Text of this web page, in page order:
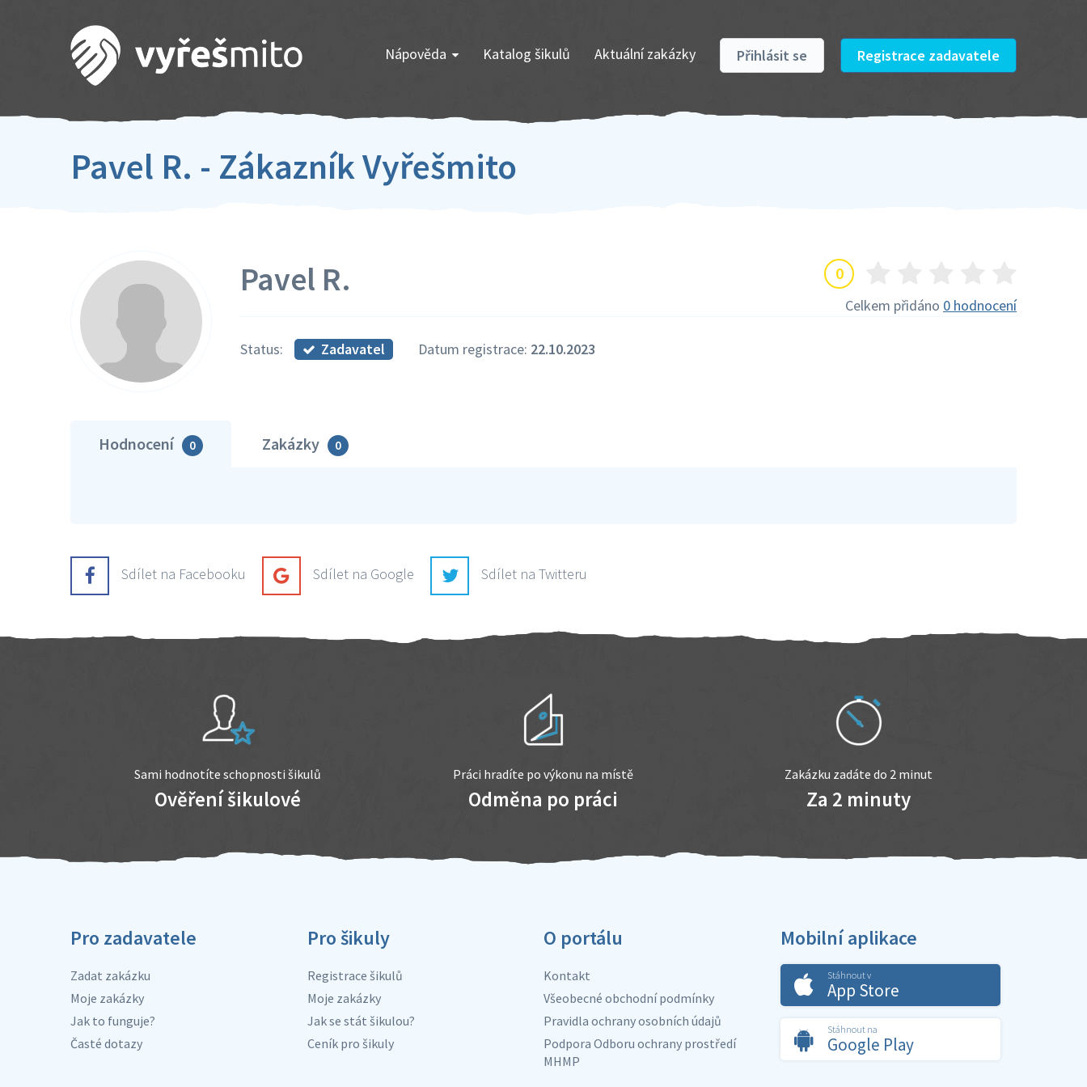
Nápověda Katalog šikulů Aktuální zakázky Přihlásit se Registrace zadavatele
Pavel R. - Zákazník Vyřešmito
0
Celkem přidáno 0 hodnocení
Pavel R.
Status: Zadavatel Datum registrace: 22.10.2023
Hodnocení 0 Zakázky 0
Sdílet na Facebooku Sdílet na Google Sdílet na Twitteru
Sami hodnotíte schopnosti šikulů
Ověření šikulové
Práci hradíte po výkonu na místě
Odměna po práci
Zakázku zadáte do 2 minut
Za 2 minuty
Pro zadavatele
Zadat zakázku
Moje zakázky
Jak to funguje?
Časté dotazy
Pro šikuly
Registrace šikulů
Moje zakázky
Jak se stát šikulou?
Ceník pro šikuly
O portálu
Kontakt
Všeobecné obchodní podmínky
Pravidla ochrany osobních údajů
Podpora Odboru ochrany prostředí
MHMP
Mobilní aplikace
Stáhnout v
App Store
Stáhnout na
Google Play